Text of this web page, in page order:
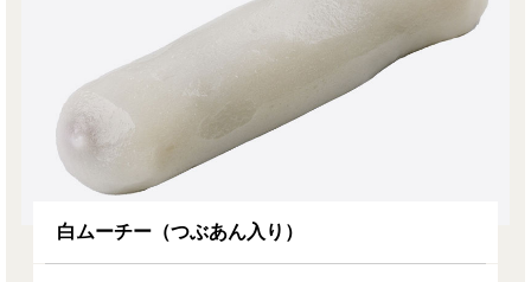
白ムーチー（つぶあん入り）